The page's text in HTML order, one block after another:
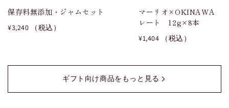
保存料無添加・ジャムセット
¥3,240 （税込）
マーリオ×OKINAWA 飲
レート 12g×8本
¥1,404 （税込）
ギフト向け商品をもっと見る